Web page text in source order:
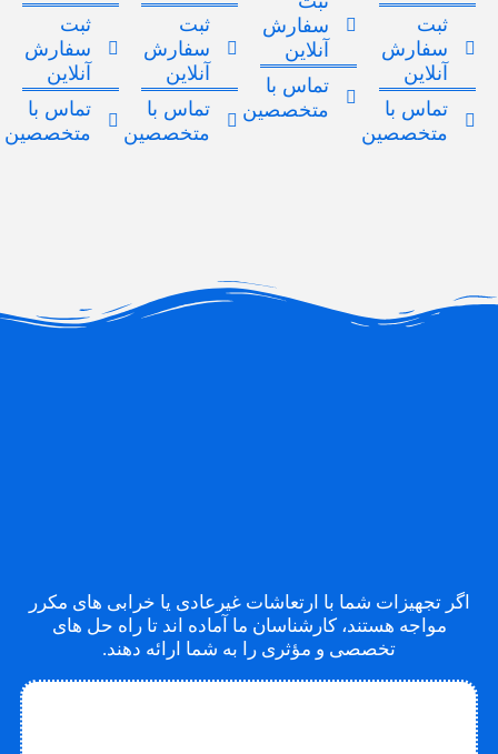
ثبت
سفارش
آنلاین
تماس با
متخصصین
سفارش
آنلاین
تماس با
متخصصین
ثبت
سفارش
آنلاین
تماس با
متخصصین
ثبت
سفارش
آنلاین
تماس با
متخصصین
اگر تجهیزات شما با ارتعاشات غیرعادی یا خرابی های مکرر
مواجه هستند، کارشناسان ما آماده اند تا راه حل های
تخصصی و مؤثری را به شما ارائه دهند.